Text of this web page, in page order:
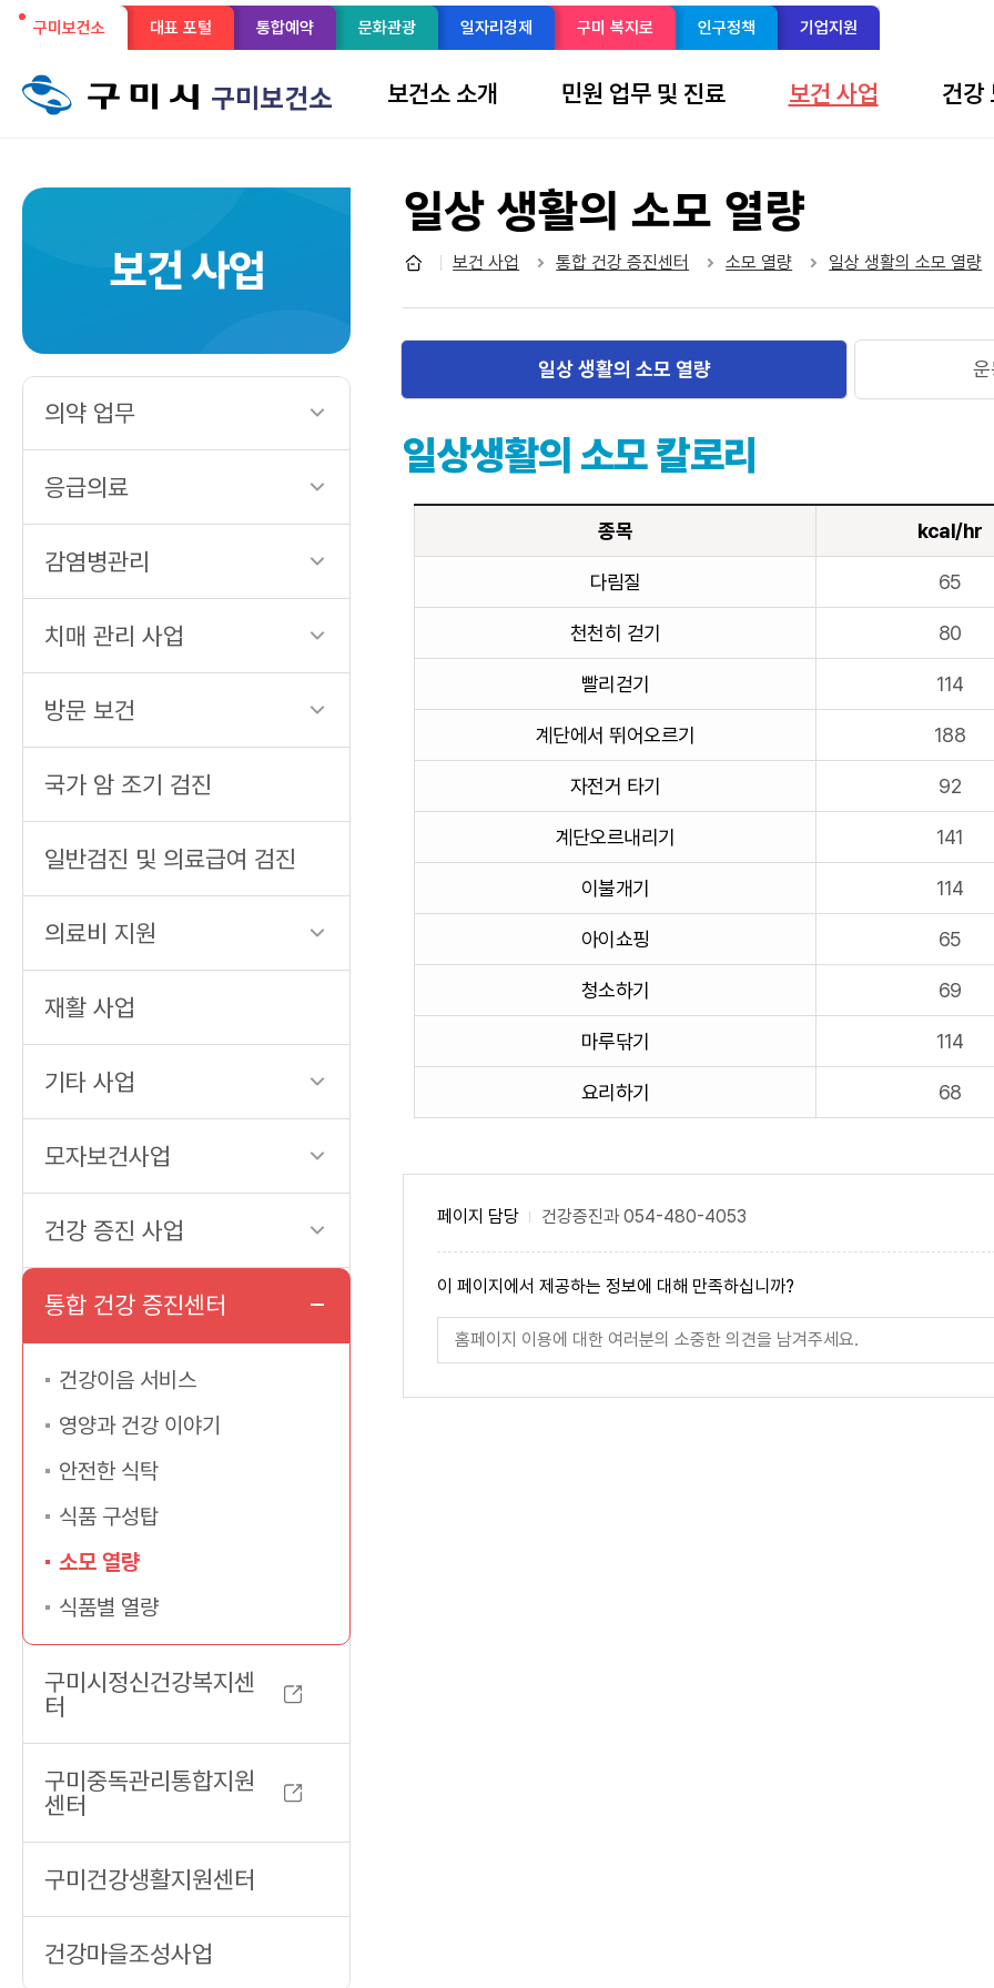
구미보건소
됨
대표 포털 통합예약 문화관광 일자리경제 구미 복지로 인구정책 기업지원
구미보건소 보건소 소개 민원 업무 및 진료 보건 사업 건강
보건 사업
의약 업무
응급의료
감염병관리
치매 관리 사업
방문 보건
국가 암 조기 검진
일반검진 및 의료급여 검진
의료비 지원
재활 사업
기타 사업
모자보건사업
건강 증진 사업
통합 건강 증진센터
건강이음 서비스
영양과 건강 이야기
안전한 식탁
식품 구성탑
소모 열량
식품별 열량
구미시정신건강복지센
터
구미중독관리통합지원
센터
구미건강생활지원센터
건강마을조성사업
일상 생활의 소모 열량
보건 사업 통합 건강 증진센터 소모 열량 일상 생활의 소모 열량
일상 생활의 소모 열량
일상생활의 소모 칼로리
활
로
에
종
kcal/hr
여
종목 kcal/hr
다림질 65
천천히 걷기 80
빨리걷기 114
계단에서 뛰어오르기 188
자전거 타기 92
계단오르내리기 141
이불개기 114
아이쇼핑 65
청소하기 69
마루닦기 114
요리하기 68
페이지 담당 건강증진과054-480-4053
페
이
지
도
이 페이지에서 제공하는 정보에 대해 만족하십니까?
페
지
족